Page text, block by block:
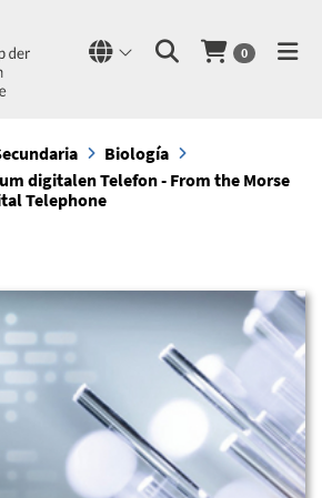
0
Biología
digitalen Telefon - From the Morse
Telephone